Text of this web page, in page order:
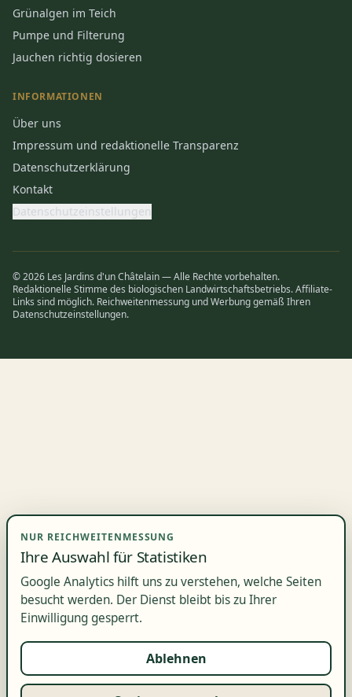
Grünalgen im Teich
Pumpe und Filterung
Jauchen richtig dosieren
INFORMATIONEN
Über uns
Impressum und redaktionelle Transparenz
Datenschutzerklärung
Kontakt
Datenschutzeinstellungen
© 2026 Les Jardins d'un Châtelain — Alle Rechte vorbehalten.
Redaktionelle Stimme des biologischen Landwirtschaftsbetriebs. Affiliate-
Links sind möglich. Reichweitenmessung und Werbung gemäß Ihren
Datenschutzeinstellungen.
NUR REICHWEITENMESSUNG
Ihre Auswahl für Statistiken
Google Analytics hilft uns zu verstehen, welche Seiten
besucht werden. Der Dienst bleibt bis zu Ihrer
Einwilligung gesperrt.
Ablehnen